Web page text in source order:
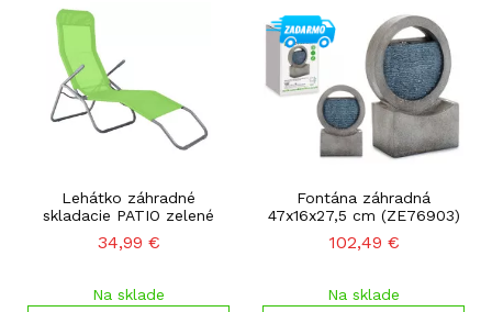
Lehátko záhradné
skladacie PATIO zelené
34,99 €
Na sklade
Fontána záhradná
47x16x27,5 cm (ZE76903)
102,49 €
Na sklade